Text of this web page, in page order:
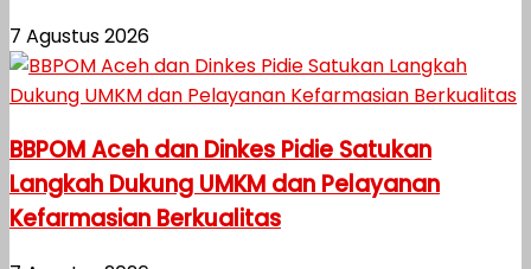
7 Agustus 2026
BBPOM Aceh dan Dinkes Pidie Satukan
Langkah Dukung UMKM dan Pelayanan
Kefarmasian Berkualitas